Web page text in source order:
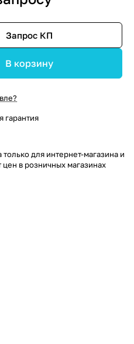
Запрос КП
В корзину
гарантия
для интернет-магазина и
цен в розничных магазинах